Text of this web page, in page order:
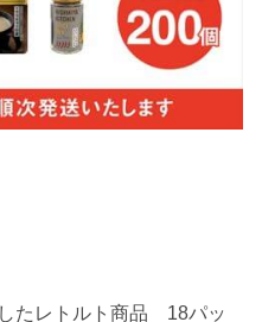
たレトルト商品 18パッ